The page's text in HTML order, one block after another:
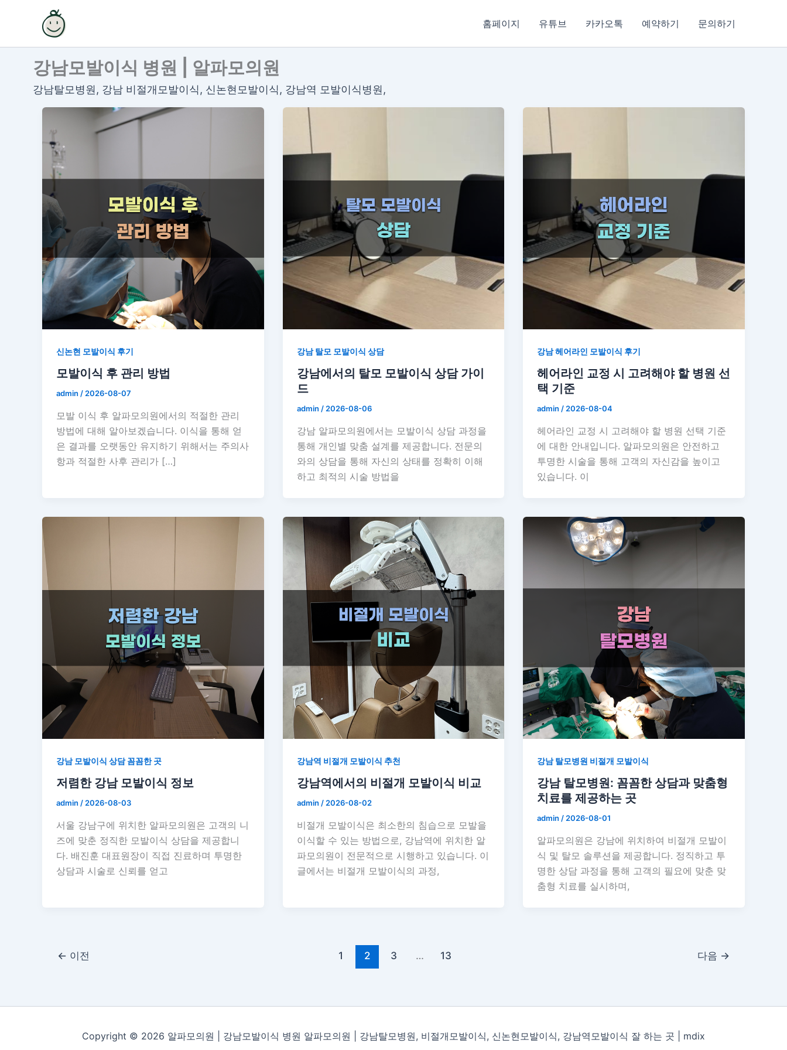
홈페이지 유튜브 카카오톡 예약하기 문의하기
강남모발이식 병원 | 알파모의원
강남탈모병원, 강남 비절개모발이식, 신논현모발이식, 강남역 모발이식병원,
신논현 모발이식 후기
모발이식 후 관리 방법
admin /2026-08-07
모발 이식 후 알파모의원에서의 적절한 관리
방법에 대해 알아보겠습니다. 이식을 통해 얻
은 결과를 오랫동안 유지하기 위해서는 주의사
항과 적절한 사후 관리가 […]
강남 탈모 모발이식 상담
강남에서의 탈모 모발이식 상담 가이
드
admin /2026-08-06
강남 알파모의원에서는 모발이식 상담 과정을
통해 개인별 맞춤 설계를 제공합니다. 전문의
와의 상담을 통해 자신의 상태를 정확히 이해
하고 최적의 시술 방법을
강남 헤어라인 모발이식 후기
헤어라인 교정 시 고려해야 할 병원 선
택 기준
admin/2026-08-04
헤어라인 교정 시 고려해야 할 병원 선택 기준
에 대한 안내입니다. 알파모의원은 안전하고
투명한 시술을 통해 고객의 자신감을 높이고
있습니다. 이
강남 모발이식 상담 꼼꼼한 곳
저렴한 강남 모발이식 정보
admin /2026-08-03
서울 강남구에 위치한 알파모의원은 고객의 니
즈에 맞춘 정직한 모발이식 상담을 제공합니
다. 배진훈 대표원장이 직접 진료하며 투명한
상담과 시술로 신뢰를 얻고
강남역 비절개 모발이식 추천
강남역에서의 비절개 모발이식 비교
admin /2026-08-02
비절개 모발이식은 최소한의 침습으로 모발을
이식할 수 있는 방법으로, 강남역에 위치한 알
파모의원이 전문적으로 시행하고 있습니다. 이
글에서는 비절개 모발이식의 과정,
강남 탈모병원 비절개 모발이식
강남 탈모병원: 꼼꼼한 상담과 맞춤형
치료를 제공하는 곳
admin/2026-08-01
알파모의원은 강남에 위치하여 비절개 모발이
식 및 탈모 솔루션을 제공합니다. 정직하고 투
명한 상담 과정을 통해 고객의 필요에 맞춘 맞
춤형 치료를 실시하며,
← 이전 1 2 3 … 13 다음 →
Copyright © 2026 알파모의원 | 강남모발이식 병원 알파모의원 | 강남탈모병원, 비절개모발이식, 신논현모발이식, 강남역모발이식 잘 하는 곳 | mdix